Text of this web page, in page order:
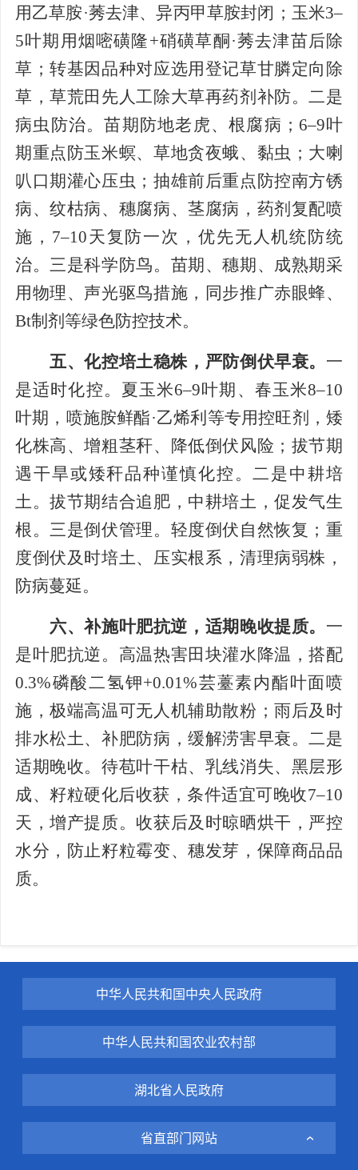
用乙草胺·莠去津、异丙甲草胺封闭；玉米3–
5叶期用烟嘧磺隆+硝磺草酮·莠去津苗后除
草；转基因品种对应选用登记草甘膦定向除
草，草荒田先人工除大草再药剂补防。二是
病虫防治。苗期防地老虎、根腐病；6–9叶
期重点防玉米螟、草地贪夜蛾、黏虫；大喇
叭口期灌心压虫；抽雄前后重点防控南方锈
病、纹枯病、穗腐病、茎腐病，药剂复配喷
施，7–10天复防一次，优先无人机统防统
治。三是科学防鸟。苗期、穗期、成熟期采
用物理、声光驱鸟措施，同步推广赤眼蜂、
Bt制剂等绿色防控技术。
五、化控培土稳株，严防倒伏早衰。 一
是适时化控。夏玉米6–9叶期、春玉米8–10
叶期，喷施胺鲜酯·乙烯利等专用控旺剂，矮
化株高、增粗茎秆、降低倒伏风险；拔节期
遇干旱或矮秆品种谨慎化控。二是中耕培
土。拔节期结合追肥，中耕培土，促发气生
根。三是倒伏管理。轻度倒伏自然恢复；重
度倒伏及时培土、压实根系，清理病弱株，
防病蔓延。
六、补施叶肥抗逆，适期晚收提质。 一
是叶肥抗逆。高温热害田块灌水降温，搭配
0.3%磷酸二氢钾+0.01%芸薹素内酯叶面喷
施，极端高温可无人机辅助散粉；雨后及时
排水松土、补肥防病，缓解涝害早衰。二是
适期晚收。待苞叶干枯、乳线消失、黑层形
成、籽粒硬化后收获，条件适宜可晚收7–10
天，增产提质。收获后及时晾晒烘干，严控
水分，防止籽粒霉变、穗发芽，保障商品品
质。
中华人民共和国中央人民政府
中华人民共和国农业农村部
湖北省人民政府
省直部门网站